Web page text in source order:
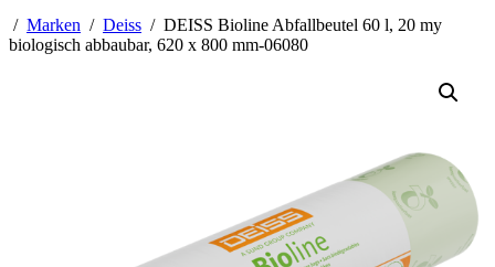
/ Marken / Deiss / DEISS Bioline Abfallbeutel 60 l, 20 my
biologisch abbaubar, 620 x 800 mm-06080